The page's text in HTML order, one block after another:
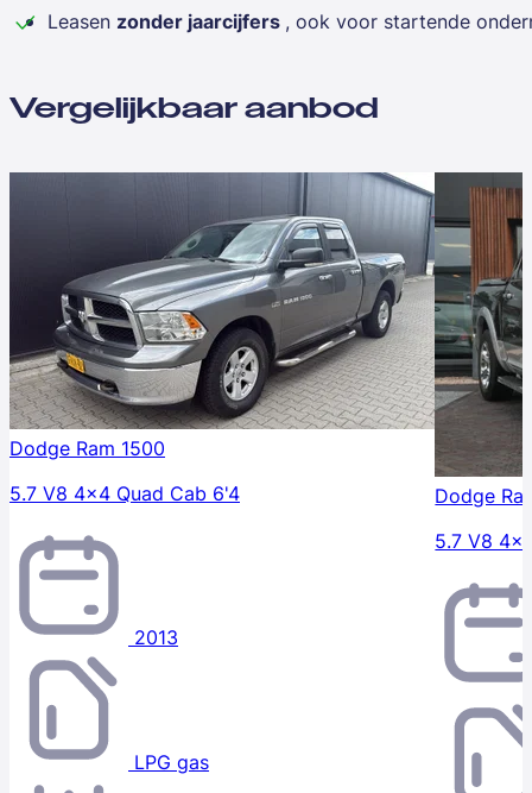
Leasen zonder jaarcijfers , ook voor startende
Vergelijkbaar aanbod
Dodge Ram 1500
5.7 V8 4x4 Quad Cab 6'4
2013
LPG gas
Dodge
5.7 V8